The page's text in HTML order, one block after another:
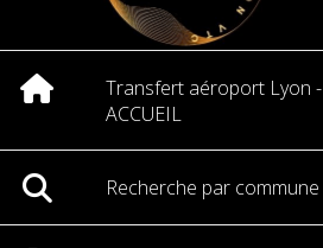
Transfert aéroport Lyon -
ACCUEIL
Recherche par commune